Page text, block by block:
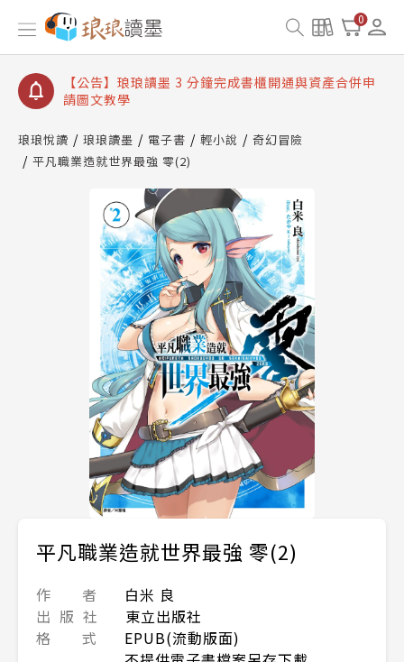
0
【公告】琅琅讀墨數位閱讀資產合併與書櫃開通申請
【公告】琅琅讀墨書櫃開通常見問題
【公告】琅琅讀墨 3 分鐘完成書櫃開通與資產合併申
請圖文教學
查詢
【公告】琅琅讀墨數位閱讀資產合併與書櫃開通申請
琅琅悅讀 琅琅讀墨 電子書 輕小說
奇幻冒險
平凡職業造就世界最強 零(2)
平凡職業造就世界最強 零(2)
作 者
白米 良
出 版 社
東立出版社
格 式
EPUB(流動版面)